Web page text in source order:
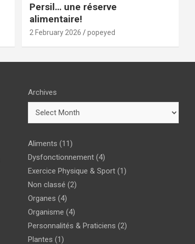
Persil… une réserve
alimentaire!
2 February 2026 popeyed
Archives
Aliments (11)
Dysfonctionnement(4)
Exercice Physique & Sport(1)
Non classé (2)
Organes (4)
Organisme (4)
Personnalités & Praticiens (2)
Plantes (1)